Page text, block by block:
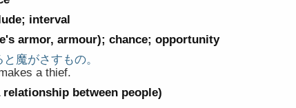
interval
armor, armour); chance; opportunity
魔がさすもの。
a thief.
relationship between people)